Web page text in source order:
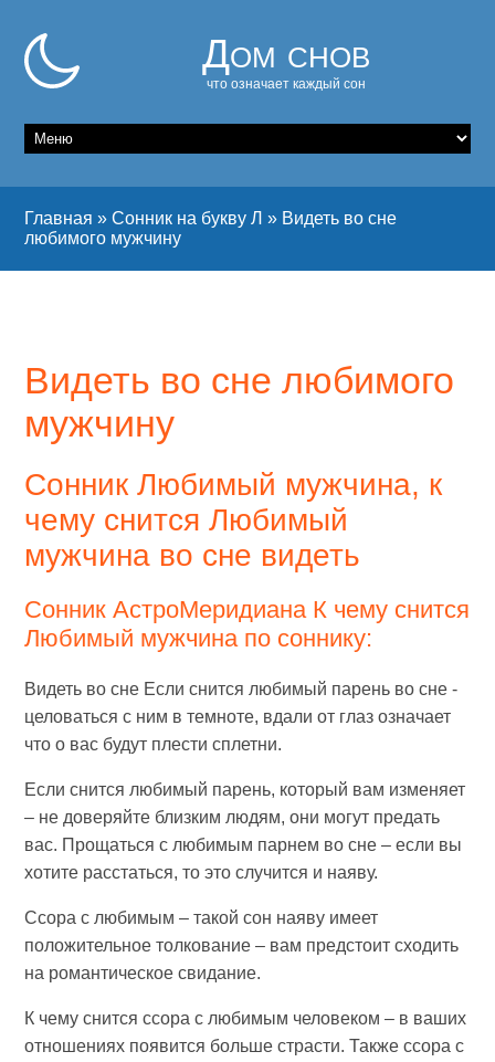
Дом снов
что означает каждый сон
Главная »Сонник на букву Л » Видеть во сне
любимого мужчину
Видеть во сне любимого
мужчину
Сонник Любимый мужчина, к
чему снится Любимый
мужчина во сне видеть
Сонник АстроМеридиана К чему снится
Любимый мужчина по соннику:
Видеть во сне Если снится любимый парень во сне -
целоваться с ним в темноте, вдали от глаз означает
что о вас будут плести сплетни.
Если снится любимый парень, который вам изменяет
– не доверяйте близким людям, они могут предать
вас. Прощаться с любимым парнем во сне – если вы
хотите расстаться, то это случится и наяву.
Ссора с любимым – такой сон наяву имеет
положительное толкование – вам предстоит сходить
на романтическое свидание.
К чему снится ссора с любимым человеком – в ваших
отношениях появится больше страсти. Также ссора с